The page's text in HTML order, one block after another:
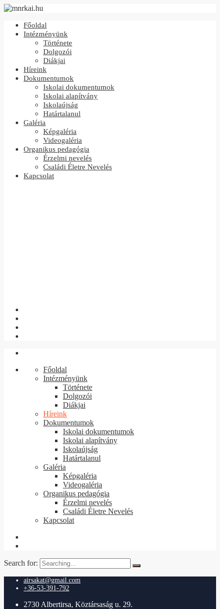
Főoldal
Intézményünk
Története
Dolgozói
Diákjai
Híreink
Dokumentumok
Iskolai dokumentumok
Iskolai alapítvány
Iskolaújság
Határtalanul
Galéria
Képgaléria
Videogaléria
Organikus pedagógia
Érzelmi nevelés
Családi Életre Nevelés
Kapcsolat
Főoldal
Intézményünk
Története
Dolgozói
Diákjai
Híreink
Dokumentumok
Iskolai dokumentumok
Iskolai alapítvány
Iskolaújság
Határtalanul
Galéria
Képgaléria
Videogaléria
Organikus pedagógia
Érzelmi nevelés
Családi Életre Nevelés
Kapcsolat
Search for:
airsakat@gmail.com
+36-53-391-792
2730 Albertirsa, Köztársaság u. 29.